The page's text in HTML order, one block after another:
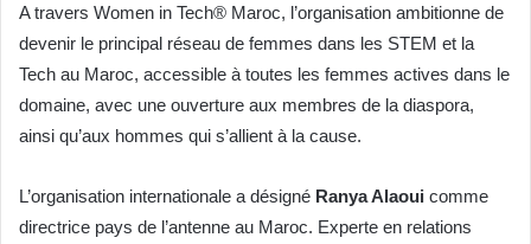
A travers Women in Tech® Maroc, l’organisation ambitionne de
devenir le principal réseau de femmes dans les STEM et la
Tech au Maroc, accessible à toutes les femmes actives dans le
domaine, avec une ouverture aux membres de la diaspora,
ainsi qu’aux hommes qui s’allient à la cause.
L’organisation internationale a désigné Ranya Alaoui comme
directrice pays de l’antenne au Maroc. Experte en relations